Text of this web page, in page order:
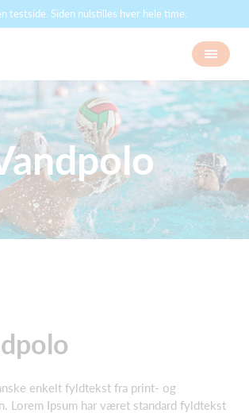
testside. Siden nulstilles hver hele time.
enkelt fyldtekst fra print- og
Lorem Ipsum har været standard fyldtekst